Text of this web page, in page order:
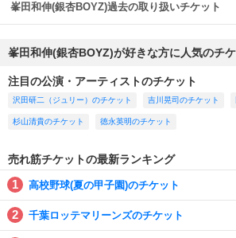
峯田和伸(銀杏BOYZ)過去の取り扱いチケット
峯田和伸(銀杏BOYZ)が好きな方に人気のチ
注目の公演・アーティストのチケット
沢田研二（ジュリー）のチケット 吉川晃司のチケット
杉山清貴のチケット 徳永英明のチケット
売れ筋チケットの最新ランキング
高校野球(夏の甲子園)のチケット
千葉ロッテマリーンズのチケット